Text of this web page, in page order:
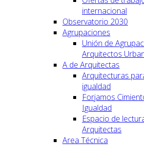
internacional
Observatorio 2030
Agrupaciones
Unión de
Arquitectos
A de Arquitectas
Arquitecturas
igualdad
Forjamos
Igualdad
Espacio de
Arquitectas
Area Técnica